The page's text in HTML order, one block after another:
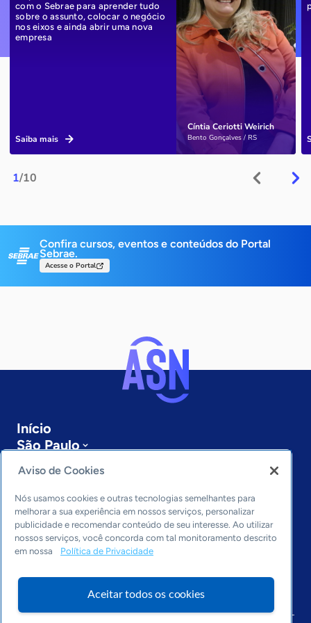
1/10
Cíntia Ceriotti Weirich
Bento Gonçalves / RS
com o Sebrae para aprender tudo
sobre o assunto, colocar o negócio
nos eixos e ainda abrir uma nova
empresa
Saiba mais
Confira cursos, eventos e conteúdos do Portal
Sebrae.
Acesse o Portal
Início
São Paulo
Sobre a ASN
Últimas notícias
Entre em contato
Editorias
Economia & Política
Inovação & Tecnologia
Cultura empreendedora
Arquivo
Aviso de Cookies
Nós usamos cookies e outras tecnologias semelhantes para
melhorar a sua experiência em nossos serviços, personalizar
publicidade e recomendar conteúdo de seu interesse. Ao utilizar
nossos serviços, você concorda com tal monitoramento descrito
em nossa
Política de Privacidade
Aceitar todos os cookies